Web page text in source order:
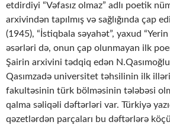
etdirdiyi “Vəfasız olmaz” adlı poetik
arxivindən tapılmış və sağlığında çap
(1945), “İstiqbala səyahət”, yaxud “Yerin
əsərləri də, onun çap olunmayan ilk
Şairin arxivini tədqiq edən N.Qasımoğlu
Qasımzadə universitet təhsilinin ilk
fakultəsinin türk bölməsinin tələbəsi
qalma səliqəli dəftərləri var. Türkiyə
qəzetlərdən parçaları bu dəftərlərə